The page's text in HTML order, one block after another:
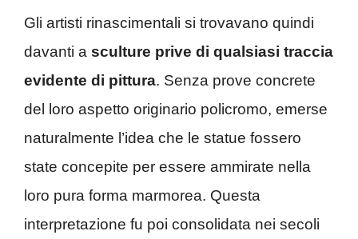
Gli artisti rinascimentali si trovavano quindi
davanti a sculture prive di qualsiasi traccia
evidente di pittura. Senza prove concrete
del loro aspetto originario policromo, emerse
naturalmente l’idea che le statue fossero
state concepite per essere ammirate nella
loro pura forma marmorea. Questa
interpretazione fu poi consolidata nei secoli